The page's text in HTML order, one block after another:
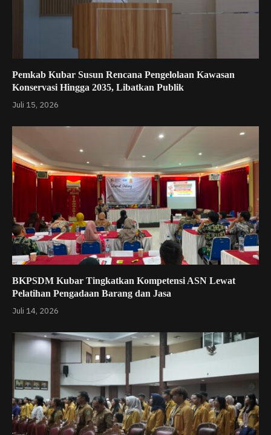
Pemkab Kubar Susun Rencana Pengelolaan Kawasan
Konservasi Hingga 2035, Libatkan Publik
Juli 15, 2026
BKPSDM Kubar Tingkatkan Kompetensi ASN Lewat
Pelatihan Pengadaan Barang dan Jasa
Juli 14, 2026